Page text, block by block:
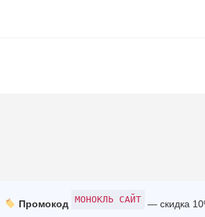
Промокод МОНОКЛЬ САЙТ — скидка